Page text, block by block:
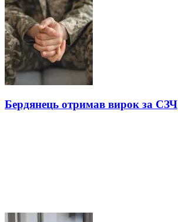
Бердянець отримав вирок за СЗЧ